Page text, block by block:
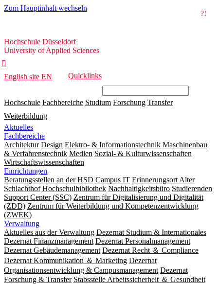
Zum Hauptinhalt wechseln
?!
Hochschule
Düsseldorf
Hochschule Düsseldorf
University of Applied Sciences

English site EN Quicklinks
Hochschule Fachbereiche Studium Forschung Transfer
Weiterbildung
Aktuelles
Fachbereiche
Architektur Design Elektro- & Informationstechnik Maschinenbau
& Verfahrenstechnik Medien Sozial- & Kulturwissenschaften
Wirtschaftswissenschaften
Einrichtungen
Beratungsstellen an der HSD Campus IT Erinnerungsort Alter
Schlachthof Hochschulbibliothek Nachhaltigkeitsbüro Studierenden
Support Center (SSC) Zentrum für Digitalisierung und Digitalität
(ZDD) Zentrum für Weiterbildung und Kompetenzentwicklung
(ZWEK)
Verwaltung
Aktuelles aus der Verwaltung Dezernat Studium & Internationales
Dezernat Finanzmanagement Dezernat Personalmanagement
Dezernat Gebäudemanagement Dezernat Recht ＆ Compliance
Dezernat Kommunikation ＆ Marketing Dezernat
Organisationsentwicklung & Campusmanagement Dezernat
Forschung & Transfer Stabsstelle Arbeitssicherheit ＆ Gesundheit